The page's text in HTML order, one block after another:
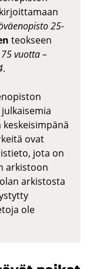
kirjoittamaan
25-
teokseen
vuotta –
.
ovat
jota on
arkistoon
arkistosta
ole